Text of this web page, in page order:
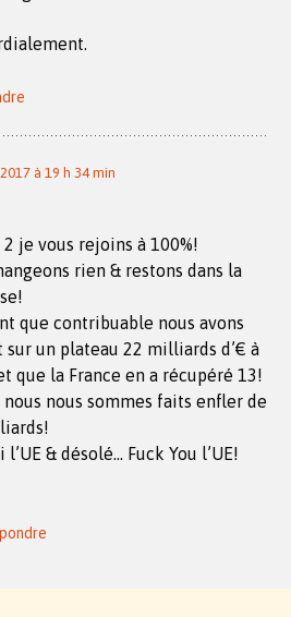
à 19 h 34 min
2 je vous rejoins à 100%!
rien & restons dans la
que contribuable nous avons
sur un plateau 22 milliards d’€ à
que la France en a récupéré 13!
nous nous sommes faits enfler de
l’UE & désolé… Fuck You l’UE!